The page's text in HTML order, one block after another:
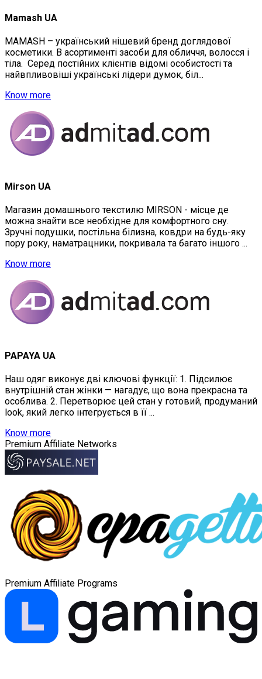
Mamash UA
MAMASH – український нішевий бренд доглядової
косметики. В асортименті засоби для обличчя, волосся і
тіла. Серед постійних клієнтів відомі особистості та
найвпливовіші українські лідери думок, біл...
Know more
Mirson UA
Магазин домашнього текстилю MIRSON - місце де
можна знайти все необхідне для комфортного сну.
Зручні подушки, постільна білизна, ковдри на будь-яку
пору року, наматрацники, покривала та багато іншого ...
Know more
PAPAYA UA
Наш одяг виконує дві ключові функції: 1. Підсилює
внутрішній стан жінки — нагадує, що вона прекрасна та
особлива. 2. Перетворює цей стан у готовий, продуманий
look, який легко інтегрується в її ...
Know more
Premium Affiliate Networks
Premium Affiliate Programs